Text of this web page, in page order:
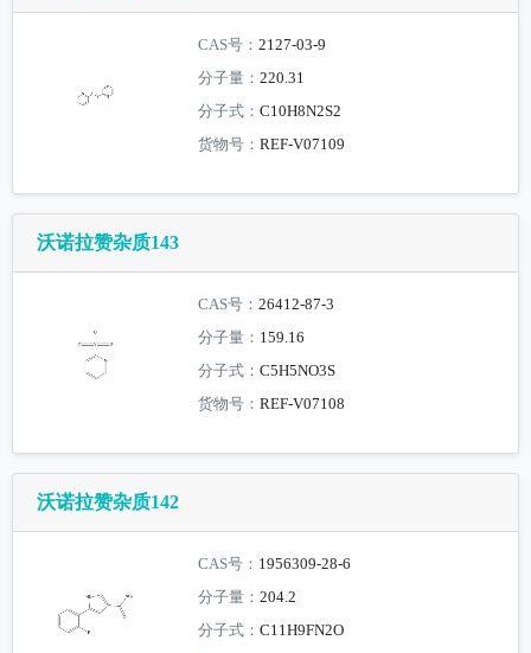
CAS号：2127-03-9
分子量：220.31
分子式：C10H8N2S2
货物号：REF-V07109
沃诺拉赞杂质143
CAS号：26412-87-3
分子量： 159.16
分子式：C5H5NO3S
货物号：REF-V07108
沃诺拉赞杂质142
CAS号： 1956309-28-6
分子量：204.2
分子式：C11H9FN2O